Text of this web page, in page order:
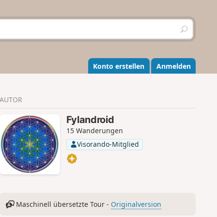
S
u
h
e
n
Konto erstellen Anmelden
AUTOR
Fylandroid
15 Wanderungen
Visorando-Mitglied
Maschinell übersetzte Tour - Originalversion